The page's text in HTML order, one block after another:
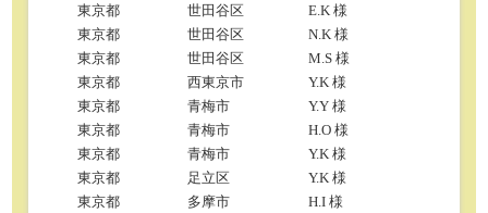
東京都
世田谷区
E.K 様
東京都
世田谷区
N.K 様
東京都
世田谷区
M.S 様
東京都
西東京市
Y.K 様
東京都
青梅市
Y.Y 様
東京都
青梅市
H.O 様
東京都
青梅市
Y.K 様
東京都
足立区
Y.K 様
東京都
多摩市
H.I 様